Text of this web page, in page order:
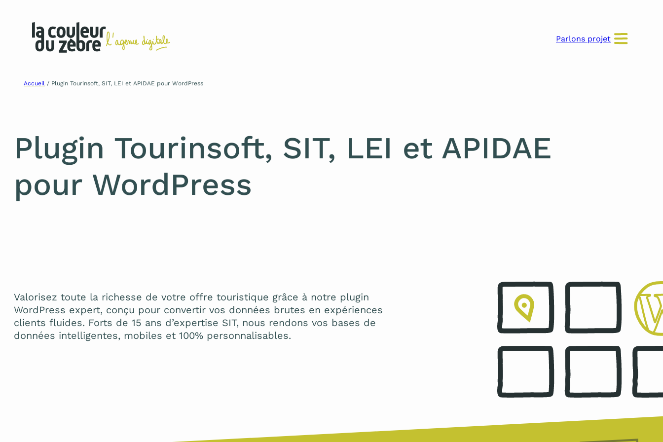
Parlons projet
Accueil / Plugin Tourinsoft, SIT, LEI et APIDAE pour WordPress
Plugin Tourinsoft, SIT, LEI et APIDAE
pour WordPress
Valorisez toute la richesse de votre offre touristique grâce à notre plugin
WordPress expert, conçu pour convertir vos données brutes en expériences
clients fluides. Forts de 15 ans d’expertise SIT, nous rendons vos bases de
données intelligentes, mobiles et 100% personnalisables.